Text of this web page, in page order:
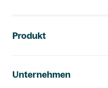
Produkt
Unternehmen